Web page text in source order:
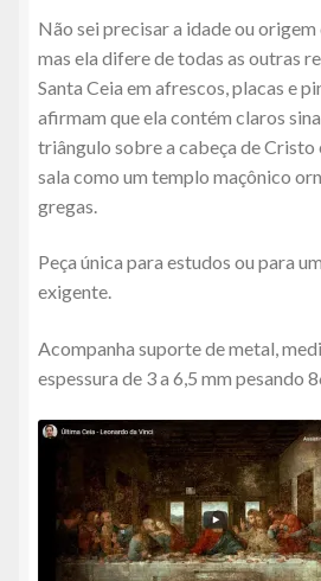
Não sei precisar a idade ou origem
mas ela difere de todas as outras
Santa Ceia em afrescos, placas e
afirmam que ela contém claros
triângulo sobre a cabeça de Cristo
sala como um templo maçônico
gregas.
Peça única para estudos ou para
exigente.
Acompanha suporte de metal,
espessura de 3 a 6,5 mm pesando